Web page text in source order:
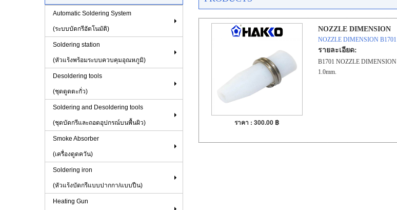
Automatic Soldering System
(ระบบบัดกรีอัตโนมัติ)
Soldering station
(หัวแร้งพร้อมระบบควบคุมอุณหภูมิ)
Desoldering tools
(ชุดดูดตะกั่ว)
Soldering and Desoldering tools
(ชุดบัดกรีและถอดอุปกรณ์บนพื้นผิว)
Smoke Absorber
(เครื่องดูดควัน)
Soldering iron
(หัวแร้งบัดกรีแบบปากกา/แบบปืน)
Heating Gun
NOZZLE DIMENSION
1.0mm.
NOZZLE DIMENSION B1701
รายละเอียด:
B1701 NOZZLE DIMENSION
1.0mm.
ราคา : 300.00 ฿